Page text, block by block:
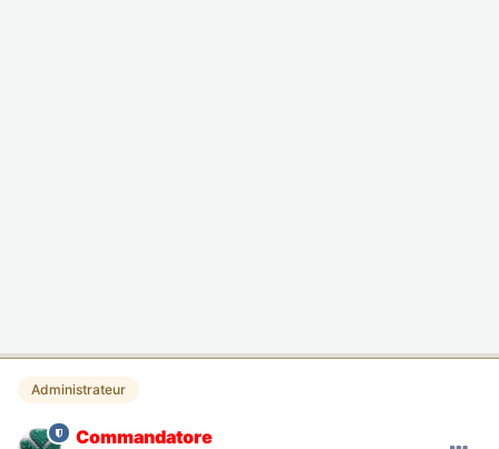
Administrateur
Commandatore